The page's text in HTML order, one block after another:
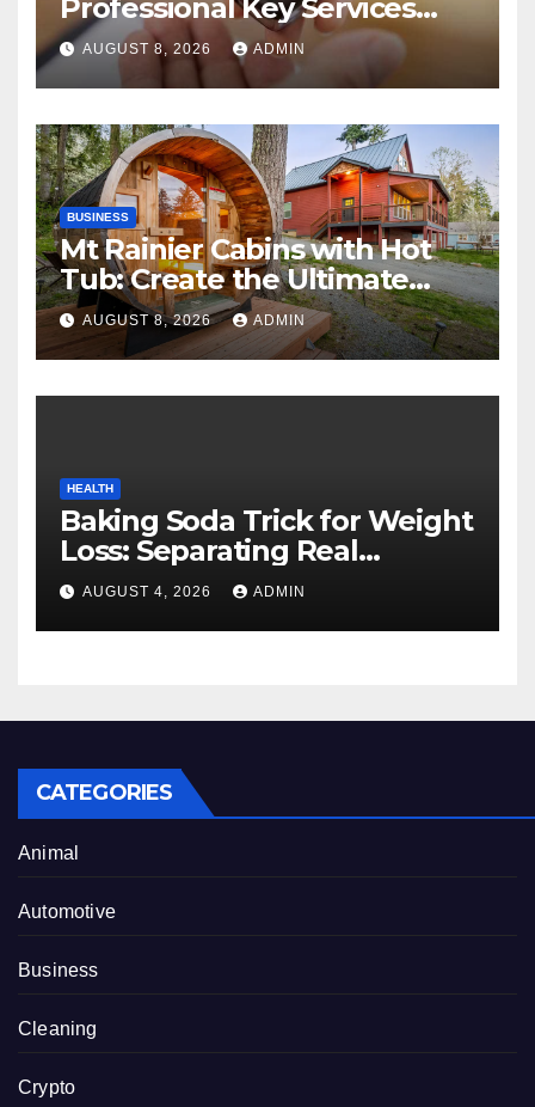
Professional Key Services
Can Help in an Emergency
AUGUST 8, 2026 ADMIN
BUSINESS
Mt Rainier Cabins with Hot
Tub: Create the Ultimate
Cozy Mountain Vacation
Experience
AUGUST 8, 2026 ADMIN
HEALTH
Baking Soda Trick for Weight
Loss: Separating Real
Benefits From Internet Hype
AUGUST 4, 2026 ADMIN
CATEGORIES
Animal
Automotive
Business
Cleaning
Crypto